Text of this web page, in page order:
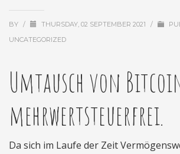
BY / THURSDAY, 02 SEPTEMBER 2021 /
UNCATEGORIZED
Umtausch von
mehrwertsteuerfrei.
Da sich im Laufe der Zeit